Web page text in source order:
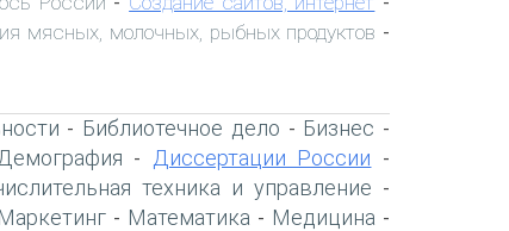
мясных, молочных, рыбных продуктов -
- Библиотечное дело - Бизнес -
Демография - Диссертации России -
техника и управление -
Маркетинг - Математика - Медицина -